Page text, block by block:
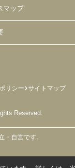
マップ
リシー サイトマップ
Reserved.
・自営です。